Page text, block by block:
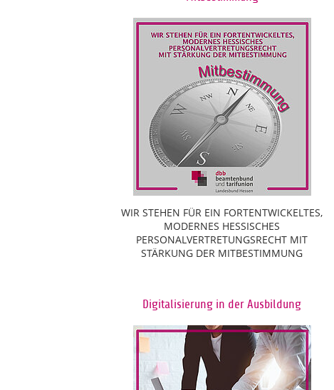
WIR STEHEN FÜR EIN FORTENTWICKELTES,
MODERNES HESSISCHES
PERSONALVERTRETUNGSRECHT MIT
STÄRKUNG DER MITBESTIMMUNG
Digitalisierung in der Ausbildung